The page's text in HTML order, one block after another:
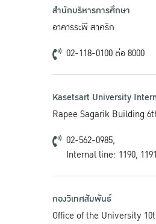
สำนักบริหารการศึกษา
อาคารระพี สาคริก
02-118-0100 ต่อ 8000
Kasetsart University
Rapee Sagarik Building
02-562-0985,
Internal line: 1190, 1191
กองวิเทศสัมพันธ์
Office of the University